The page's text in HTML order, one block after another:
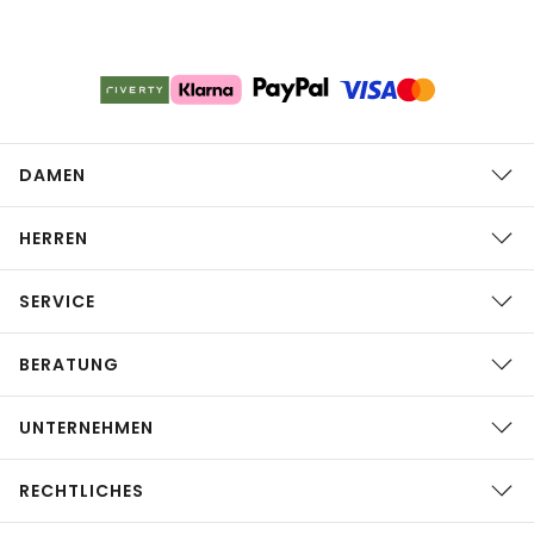
DAMEN
HERREN
SERVICE
BERATUNG
UNTERNEHMEN
RECHTLICHES